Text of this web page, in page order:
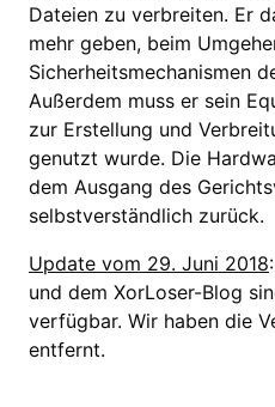
Dateien zu verbreiten. Er
mehr geben, beim
Sicherheitsmechanismen
Außerdem muss er sein
zur Erstellung und
genutzt wurde. Die
dem Ausgang des
selbstverständlich zurück.
Update vom 29. Juni 2018
und dem XorLoser-Blog
verfügbar. Wir haben die
entfernt.